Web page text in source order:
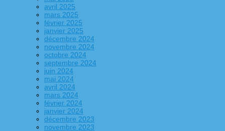
avril 2025
mars 2025
février 2025
janvier 2025
décembre 2024
novembre 2024
octobre 2024
septembre 2024
juin 2024
mai 2024
avril 2024
mars 2024
février 2024
janvier 2024
décembre 2023
novembre 2023